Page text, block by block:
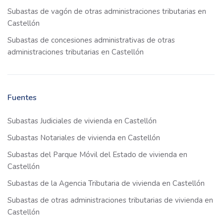
Subastas de vagón de otras administraciones tributarias en
Castellón
Subastas de concesiones administrativas de otras
administraciones tributarias en Castellón
Fuentes
Subastas Judiciales de vivienda en Castellón
Subastas Notariales de vivienda en Castellón
Subastas del Parque Móvil del Estado de vivienda en
Castellón
Subastas de la Agencia Tributaria de vivienda en Castellón
Subastas de otras administraciones tributarias de vivienda en
Castellón